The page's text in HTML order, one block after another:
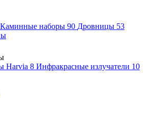
Каминные наборы 90 Дровницы 53
Harvia 8 Инфракрасные излучатели 10